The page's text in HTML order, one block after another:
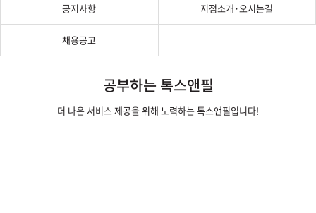
공지사항 지점소개·오시는길
채용공고
공부하는 톡스앤필
더 나은 서비스 제공을 위해 노력하는 톡스앤필입니다!